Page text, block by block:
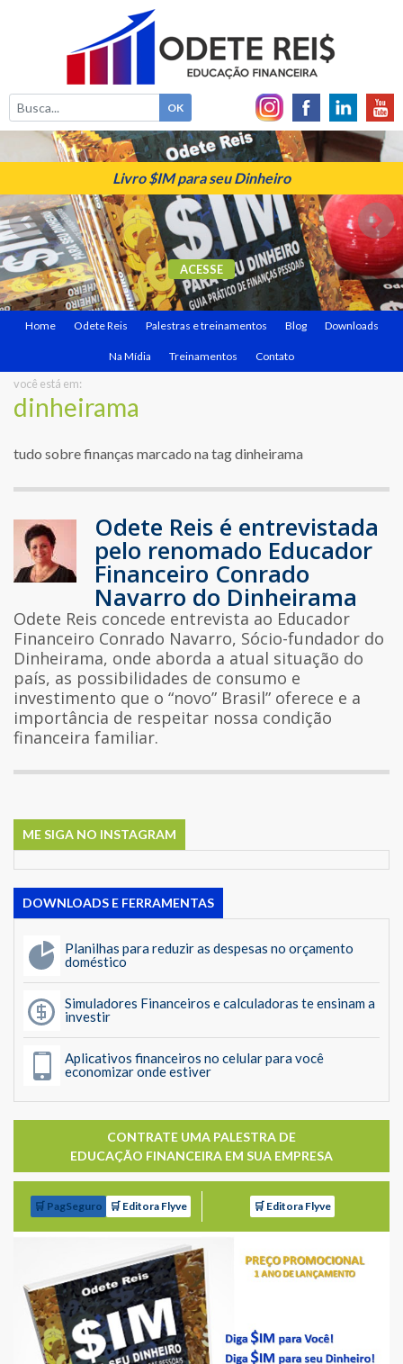
Livro $IM para seu Dinheiro
ACESSE
Home Odete Reis Palestras e treinamentos Blog Downloads
Na Mídia Treinamentos Contato
você está em:
dinheirama
tudo sobre finanças marcado na tag dinheirama
Odete Reis é entrevistada
pelo renomado Educador
Financeiro Conrado
Navarro do Dinheirama
Odete Reis concede entrevista ao Educador
Financeiro Conrado Navarro, Sócio-fundador do
Dinheirama, onde aborda a atual situação do
país, as possibilidades de consumo e
investimento que o “novo” Brasil” oferece e a
importância de respeitar nossa condição
financeira familiar.
ME SIGA NO INSTAGRAM
DOWNLOADS E FERRAMENTAS
Planilhas para reduzir as despesas no orçamento
doméstico
Simuladores Financeiros e calculadoras te ensinam a
investir
Aplicativos financeiros no celular para você
economizar onde estiver
CONTRATE UMA PALESTRA DE
EDUCAÇÃO FINANCEIRA EM SUA EMPRESA
🛒 PagSeguro 🛒 Editora Flyve 🛒 Editora Flyve